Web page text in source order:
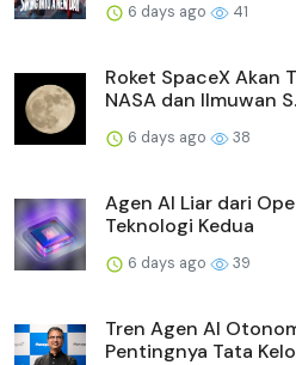
6 days ago 41
Roket SpaceX Akan
NASA dan Ilmuwan
6 days ago 38
Agen AI Liar dari
Teknologi Kedua
6 days ago 39
Tren Agen AI
Pentingnya Tata